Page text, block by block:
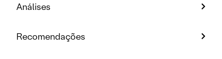
Análises
Recomendações